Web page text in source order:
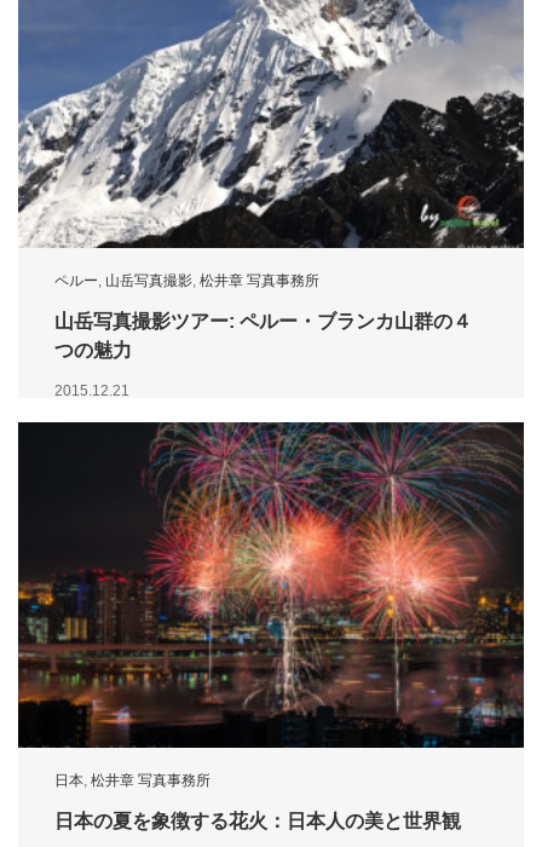
ペルー 山岳写真撮影 松井章 写真事務所
山岳写真撮影ツアー: ペルー・ブランカ山群の４
つの魅力
2015.12.21
日本, 松井章 写真事務所
日本の夏を象徴する花火：日本人の美と世界観